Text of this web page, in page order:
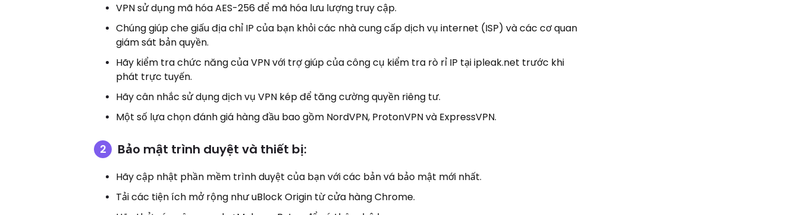
VPN sử dụng mã hóa AES-256 để mã hóa lưu lượng truy cập.
Chúng giúp che giấu địa chỉ IP của bạn khỏi các nhà cung cấp dịch vụ internet (ISP) và các cơ quan
giám sát bản quyền.
Hãy kiểm tra chức năng của VPN với trợ giúp của công cụ kiểm tra rò rỉ IP tại ipleak.net trước khi
phát trực tuyến.
Hãy cân nhắc sử dụng dịch vụ VPN kép để tăng cường quyền riêng tư.
Một số lựa chọn đánh giá hàng đầu bao gồm NordVPN, ProtonVPN và ExpressVPN.
Bảo mật trình duyệt và thiết bị:
Hãy cập nhật phần mềm trình duyệt của bạn với các bản vá bảo mật mới nhất.
Tải các tiện ích mở rộng như uBlock Origin từ cửa hàng Chrome.